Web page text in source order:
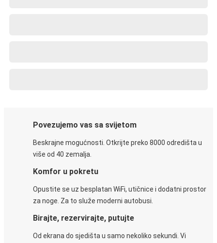
Povezujemo vas sa svijetom
Beskrajne mogućnosti. Otkrijte preko 8000 odredišta u
više od 40 zemalja.
Komfor u pokretu
Opustite se uz besplatan WiFi, utičnice i dodatni prostor
za noge. Za to služe moderni autobusi.
Birajte, rezervirajte, putujte
Od ekrana do sjedišta u samo nekoliko sekundi. Vi